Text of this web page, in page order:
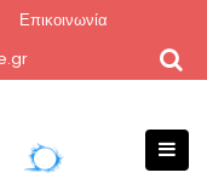
Επικοινωνία